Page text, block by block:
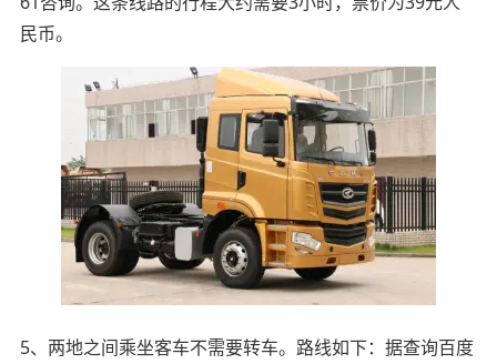
民币。
5、两地之间乘坐客车不需要转车。路线如下：据查询百度